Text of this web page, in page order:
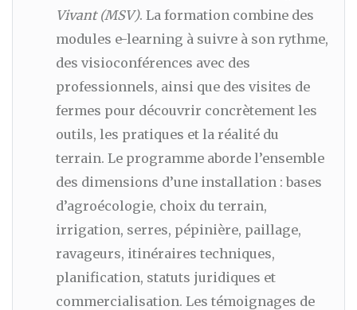
Vivant (MSV). La formation combine des
modules e-learning à suivre à son rythme,
des visioconférences avec des
professionnels, ainsi que des visites de
fermes pour découvrir concrètement les
outils, les pratiques et la réalité du
terrain. Le programme aborde l’ensemble
des dimensions d’une installation : bases
d’agroécologie, choix du terrain,
irrigation, serres, pépinière, paillage,
ravageurs, itinéraires techniques,
planification, statuts juridiques et
commercialisation. Les témoignages de